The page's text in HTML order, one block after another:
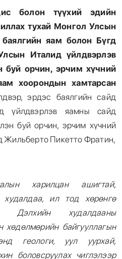
болон түүхий эдийн
тухай Монгол Улсын
яам болон Бүгд
Италид үйлдвэрлэв
буй орчин, эрчим хүчний
хоорондын хамтарсан
эрдэс баялгийн сайд
үйлдвэрлэв яамны cайд
буй орчин, эрчим хүчний
Жильберто Пикетто Фратин,
харилцан ашигтай,
худалдаа, ил тод хөрөнгө
Дэлхийн худалдааны
хөдөлмөрийн байгууллагын
геологи, уул уурхай,
боловсруулах чиглэлээр